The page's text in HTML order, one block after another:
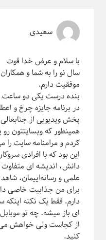
سعیدی
با سلام و عرض خدا قوت
سال نو را به شما و
موفقیت دارم.
در برنامه جایزه چرخ و
پخش ویدیویی از
همینطور که وبسایتتون
کردم و مرامنامه سایت
این بود که با افرادی
دانش، اندیشه ای
علمی و رسانه‌اییمان،
دارم. فقط یک نکته اینکه
ای باز میشه. چه تو
از کجاست ولی خواهش می
کنید.